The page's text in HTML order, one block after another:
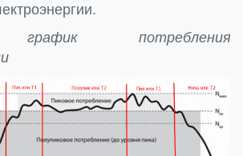
график потребления